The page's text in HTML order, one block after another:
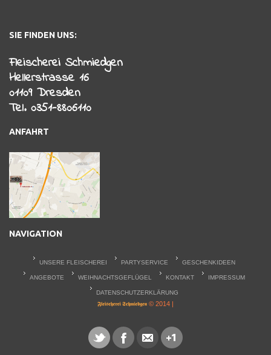
SIE FINDEN UNS:
Fleischerei Schmiedgen
Hellerstrasse 16
01109 Dresden
Tel. 0351-8806110
ANFAHRT
NAVIGATION
UNSERE FLEISCHEREI PARTYSERVICE GESCHENKIDEEN
ANGEBOTE WEIHNACHTSGEFLÜGEL KONTAKT IMPRESSUM
DATENSCHUTZERKLÄRUNG
© 2014 |